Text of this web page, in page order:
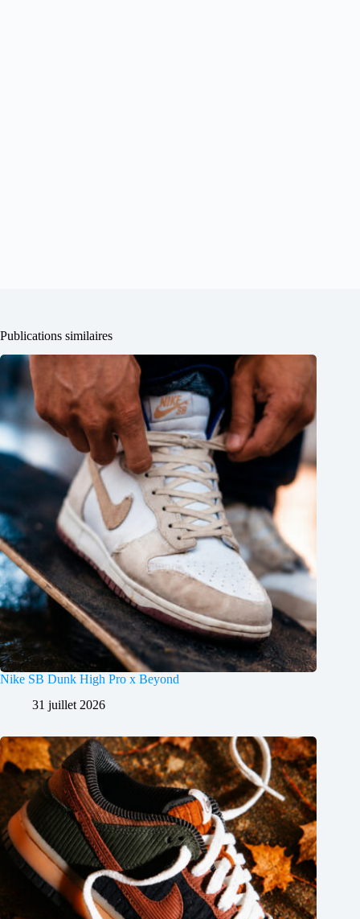
Publications similaires
Nike SB Dunk High Pro x Beyond
31 juillet 2026